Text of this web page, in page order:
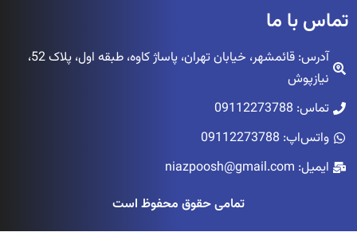
تماس با ما
آدرس: قائمشهر، خیابان تهران، پاساژ کاوه، طبقه اول، پلاک 52،
نیازپوش
تماس: 09112273788
واتس‌اپ: 09112273788
ایمیل: niazpoosh@gmail.com
تمامی حقوق محفوظ است